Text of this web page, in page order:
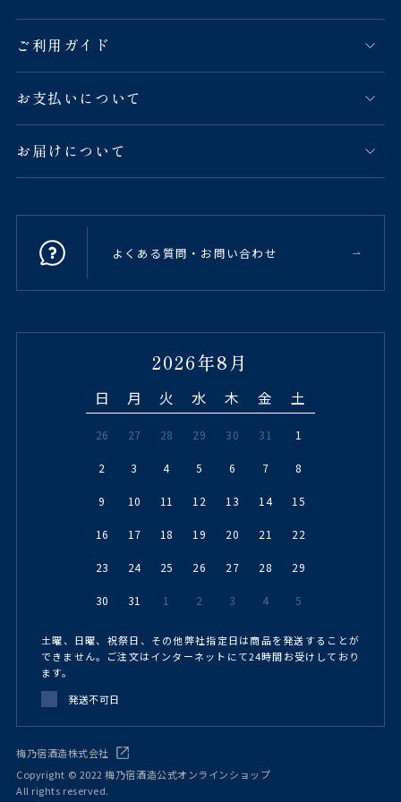
ご利用ガイド
お支払いについて
お届けについて
よくある質問・お問い合わせ
2026年8月
日 月 火 水 木 金 土
26 27 28 29 30 31 1
2 3 4 5 6 7 8
9 10 11 12 13 14 15
16 17 18 19 20 21 22
23 24 25 26 27 28 29
30 31 1 2 3 4 5
土曜、日曜、祝祭日、その他弊社指定日は商品を発送することが
できません。ご注文はインターネットにて24時間お受けしており
ます。
発送不可日
梅乃宿酒造株式会社
Copyright © 2022 梅乃宿酒造公式オンラインショップ
All rights reserved.